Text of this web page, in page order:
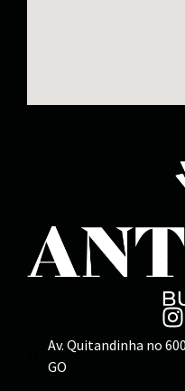
Av. Quitandinha no
GO